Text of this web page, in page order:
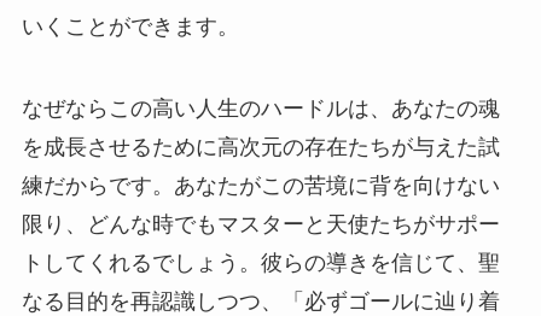
いくことができます。
なぜならこの高い人生のハードルは、あなたの魂
を成長させるために高次元の存在たちが与えた試
練だからです。あなたがこの苦境に背を向けない
限り、どんな時でもマスターと天使たちがサポー
トしてくれるでしょう。彼らの導きを信じて、聖
なる目的を再認識しつつ、「必ずゴールに辿り着